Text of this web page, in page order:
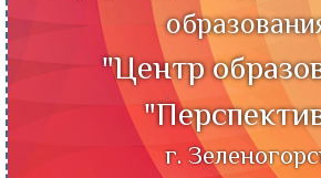
"Центр
г.